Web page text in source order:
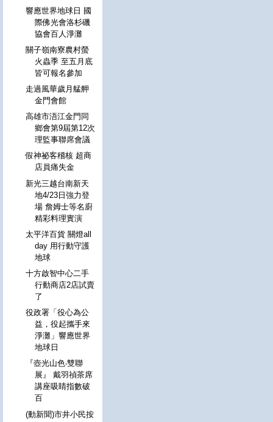
響應世界地球日 國
際佛光會洛杉磯
協會百人淨灘
關子嶺南寮農村螢
火蟲季 至五月底
皆可報名參加
走過風華歲月艋舺
金門會館
高雄市浯江金門同
鄉會第9屆第12次
理監事聯席會議
假神祕客稽核 超商
店員痛失金
新光三越台南新天
地4/23日強力登
場 詹姆士等名廚
精彩料理實演
太平洋百貨 關燈all
day 用行動守護
地球
十方啟智中心二手
行動商店2店試賣
了
役政署「役心為公
益，役起攜手來
淨灘」響應世界
地球日
『壺光山色‧雙聯
展』 戴羽禎茶席
講座吸睛指數破
百
(動新聞)市井小民按